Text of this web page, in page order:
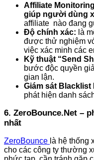
Affiliate
giúp người dùng
affiliate nào đang
Độ chính xác: là
được thử nghiệm
việc xác minh các
Kỹ thuật “Send
bước độc quyền
gian lận.
Giám sát Blacklist
phát hiện danh
6. ZeroBounce.Net –
nhất
ZeroBounce là hệ thống
cho các công ty thường